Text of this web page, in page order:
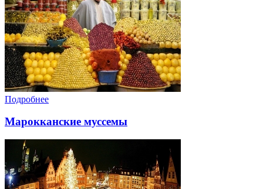
Подробнее
Марокканские муссемы